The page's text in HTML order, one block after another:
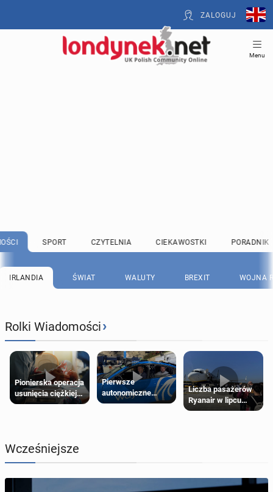
ZALOGUJ
Menu
SPORT CZYTELNIA CIEKAWOSTKI PORADNIK
IRLANDIA ŚWIAT WALUTY BREXIT WOJNA
Rolki Wiadomości›
Pionierska operacja
usunięcia ciężkiej
wady wrodzonej
Pierwsze
autonomiczne
Ubery pojawią się
Liczba pasażerów
Ryanair w lipcu
pobiła rekord
Wcześniejsze